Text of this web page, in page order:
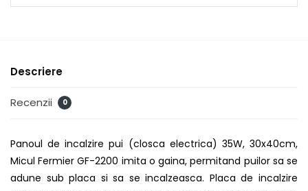
Descriere
Recenzii 0
Panoul de incalzire pui (closca electrica) 35W, 30x40cm,
Micul Fermier GF-2200 imita o gaina, permitand puilor sa se
adune sub placa si sa se incalzeasca. Placa de incalzire